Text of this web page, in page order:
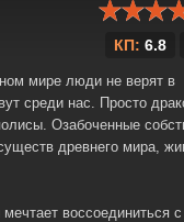
КП: 6.8
мире люди не верят в
среди нас. Просто
Озабоченные
древнего мира,
воссоединиться с